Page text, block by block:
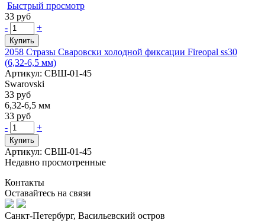
Быстрый просмотр
33 руб
-
+
Купить
2058 Стразы Сваровски холодной фиксации Fireopal ss30
(6,32-6,5 мм)
Артикул: СВШ-01-45
Swarovski
33 руб
6,32-6,5 мм
33 руб
-
+
Купить
Артикул: СВШ-01-45
Недавно просмотренные
Контакты
Оставайтесь на связи
Санкт-Петербург, Васильевский остров